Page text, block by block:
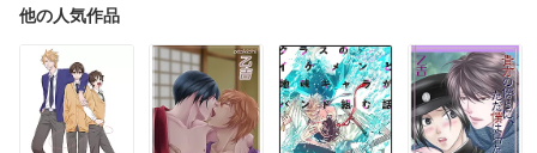
他の人気作品